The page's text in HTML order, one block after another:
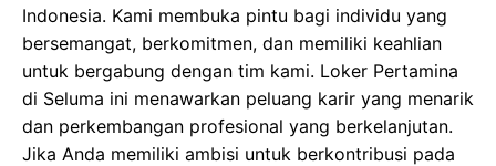
Indonesia. Kami membuka pintu bagi individu yang
bersemangat, berkomitmen, dan memiliki keahlian
untuk bergabung dengan tim kami. Loker Pertamina
di Seluma ini menawarkan peluang karir yang menarik
dan perkembangan profesional yang berkelanjutan.
Jika Anda memiliki ambisi untuk berkontribusi pada